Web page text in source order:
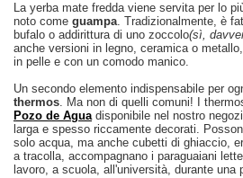
La yerba mate fredda viene servita per lo
noto come guampa. Tradizionalmente, è
bufalo o addirittura di uno zoccolo(sì,
anche versioni in legno, ceramica o
in pelle e con un comodo manico.
Un secondo elemento indispensabile per
thermos. Ma non di quelli comuni! I
Pozo de Aguadisponibile nel nostro
larga e spesso riccamente decorati.
solo acqua, ma anche cubetti di ghiaccio,
a tracolla, accompagnano i paraguaiani
lavoro, a scuola, all'università, durante una